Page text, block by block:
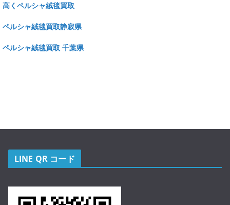
高くペルシャ絨毯買取
ペルシャ絨毯買取静寂県
ペルシャ絨毯買取 千葉県
LINE QR コード